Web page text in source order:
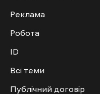
Реклама
Робота
ID
Всі теми
Публічний договір